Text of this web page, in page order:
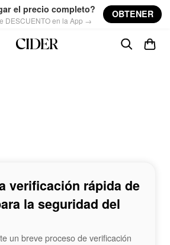
el precio completo?
DESCUENTO en la App →
OBTENER
verificación rápida de
la seguridad del
un breve proceso de verificación